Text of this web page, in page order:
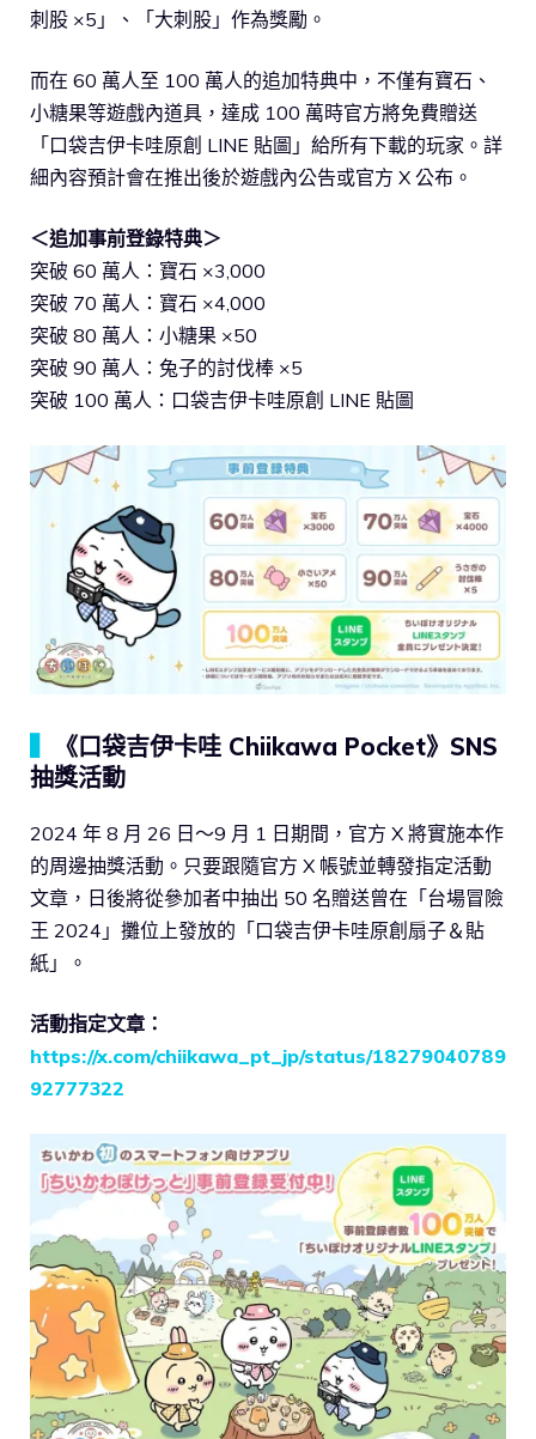
刺股 ×5」、「大刺股」作為獎勵。
而在 60 萬人至 100 萬人的追加特典中，不僅有寶石、
小糖果等遊戲內道具，達成 100 萬時官方將免費贈送
「口袋吉伊卡哇原創 LINE 貼圖」給所有下載的玩家。詳
細內容預計會在推出後於遊戲內公告或官方 X 公布。
＜追加事前登錄特典＞
突破 60 萬人：寶石 ×3,000
突破 70 萬人：寶石 ×4,000
突破 80 萬人：小糖果 ×50
突破 90 萬人：兔子的討伐棒 ×5
突破 100 萬人：口袋吉伊卡哇原創 LINE 貼圖
《口袋吉伊卡哇 Chiikawa Pocket》SNS
抽獎活動
2024 年 8 月 26 日～9 月 1 日期間，官方 X 將實施本作
的周邊抽獎活動。只要跟隨官方 X 帳號並轉發指定活動
文章，日後將從參加者中抽出 50 名贈送曾在「台場冒險
王 2024」攤位上發放的「口袋吉伊卡哇原創扇子＆貼
紙」。
活動指定文章：
https://x.com/chiikawa_pt_jp/status/18279040789
92777322